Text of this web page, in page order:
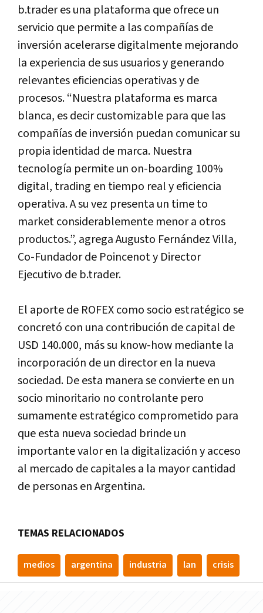
b.trader es una plataforma que ofrece un
servicio que permite a las compañías de
inversión acelerarse digitalmente mejorando
la experiencia de sus usuarios y generando
relevantes eficiencias operativas y de
procesos. “Nuestra plataforma es marca
blanca, es decir customizable para que las
compañías de inversión puedan comunicar su
propia identidad de marca. Nuestra
tecnología permite un on-boarding 100%
digital, trading en tiempo real y eficiencia
operativa. A su vez presenta un time to
market considerablemente menor a otros
productos.”, agrega Augusto Fernández Villa,
Co-Fundador de Poincenot y Director
Ejecutivo de b.trader.
El aporte de ROFEX como socio estratégico se
concretó con una contribución de capital de
USD 140.000, más su know-how mediante la
incorporación de un director en la nueva
sociedad. De esta manera se convierte en un
socio minoritario no controlante pero
sumamente estratégico comprometido para
que esta nueva sociedad brinde un
importante valor en la digitalización y acceso
al mercado de capitales a la mayor cantidad
de personas en Argentina.
TEMAS RELACIONADOS
medios argentina industria lan crisis